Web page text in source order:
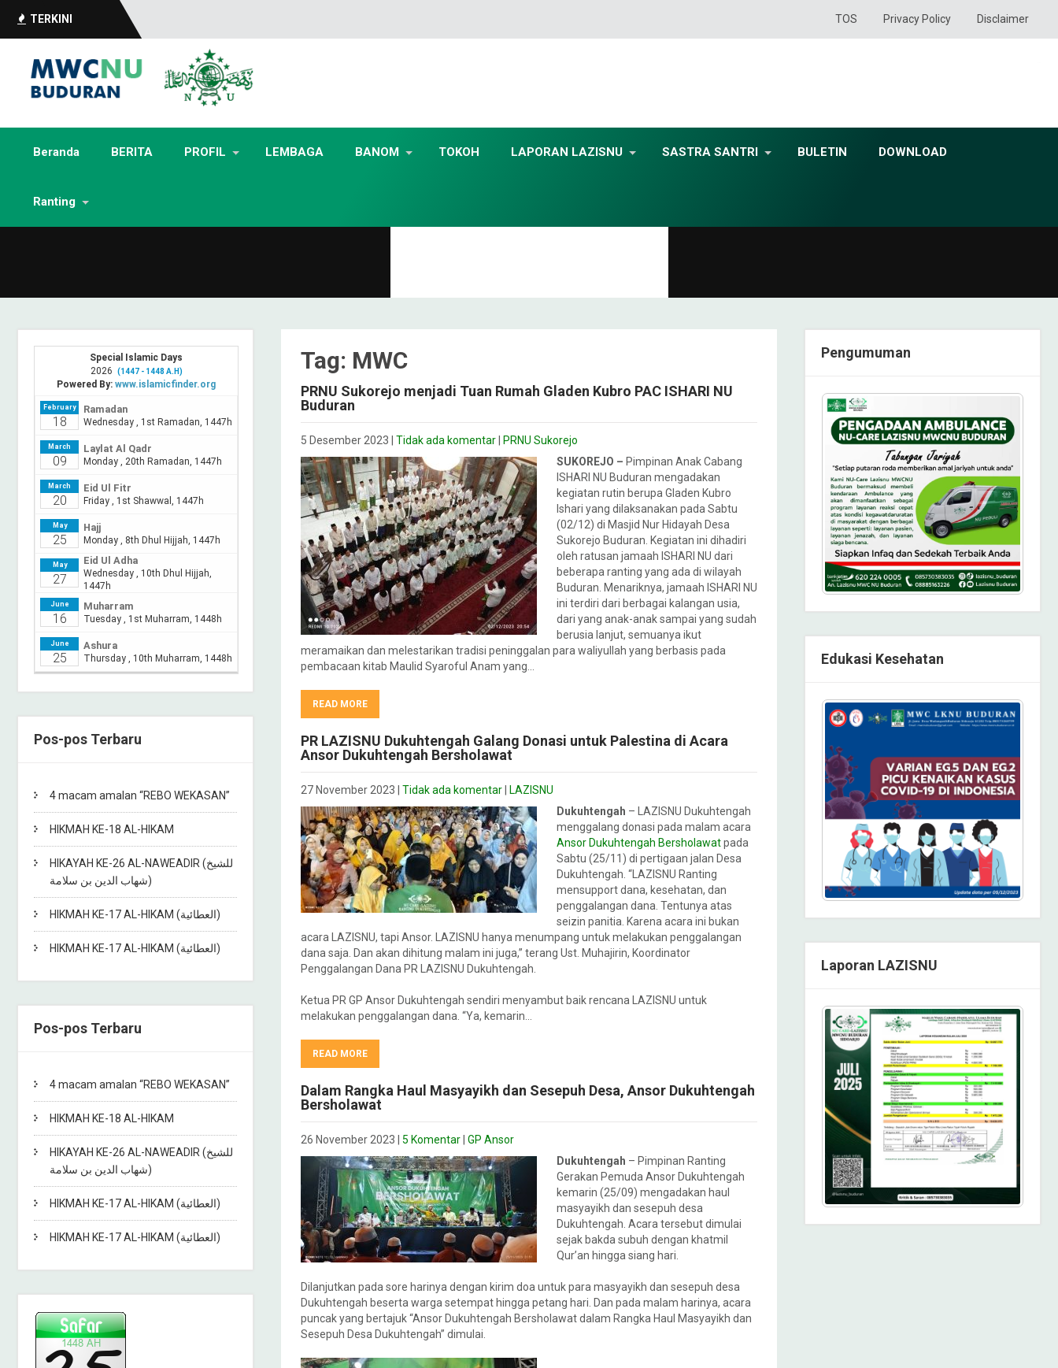
TERKINI TOS Privacy Policy Disclaimer
Beranda BERITA PROFIL LEMBAGA BANOM TOKOH LAPORAN LAZISNU SASTRA SANTRI BULETIN DOWNLOAD
Ranting
Pos-pos Terbaru
4 macam amalan “REBO WEKASAN”
HIKMAH KE-18 AL-HIKAM
HIKAYAH KE-26 AL-NAWEADIR (للشيخ
شهاب الدين بن سلامة)
HIKMAH KE-17 AL-HIKAM (العطائية)
HIKMAH KE-17 AL-HIKAM (العطائية)
Pos-pos Terbaru
4 macam amalan “REBO WEKASAN”
HIKMAH KE-18 AL-HIKAM
HIKAYAH KE-26 AL-NAWEADIR (للشيخ
شهاب الدين بن سلامة)
HIKMAH KE-17 AL-HIKAM (العطائية)
HIKMAH KE-17 AL-HIKAM (العطائية)
Tag: MWC
PRNU Sukorejo menjadi Tuan Rumah Gladen Kubro PAC ISHARI NU
Buduran
5 Desember 2023 Tidak ada komentar
PRNU Sukorejo
SUKOREJO – Pimpinan Anak Cabang
ISHARI NU Buduran mengadakan
kegiatan rutin berupa Gladen Kubro
Ishari yang dilaksanakan pada Sabtu
(02/12) di Masjid Nur Hidayah Desa
Sukorejo Buduran. Kegiatan ini dihadiri
oleh ratusan jamaah ISHARI NU dari
beberapa ranting yang ada di wilayah
Buduran. Menariknya, jamaah ISHARI NU
ini terdiri dari berbagai kalangan usia,
dari yang anak-anak sampai yang sudah
berusia lanjut, semuanya ikut
meramaikan dan melestarikan tradisi peninggalan para waliyullah yang berbasis pada
pembacaan kitab Maulid Syaroful Anam yang…
READ MORE
PR LAZISNU Dukuhtengah Galang Donasi untuk Palestina di Acara
Ansor Dukuhtengah Bersholawat
27 November 2023 Tidak ada komentar
LAZISNU
Dukuhtengah – LAZISNU Dukuhtengah
menggalang donasi pada malam acara
Ansor Dukuhtengah Bersholawatpada
Sabtu (25/11) di pertigaan jalan Desa
Dukuhtengah. “LAZISNU Ranting
mensupport dana, kesehatan, dan
penggalangan dana. Tentunya atas
seizin panitia. Karena acara ini bukan
acara LAZISNU, tapi Ansor. LAZISNU hanya menumpang untuk melakukan penggalangan
dana saja. Dan akan dihitung malam ini juga,” terang Ust. Muhajirin, Koordinator
Penggalangan Dana PR LAZISNU Dukuhtengah.
Ketua PR GP Ansor Dukuhtengah sendiri menyambut baik rencana LAZISNU untuk
melakukan penggalangan dana. “Ya, kemarin…
READ MORE
Dalam Rangka Haul Masyayikh dan Sesepuh Desa, Ansor Dukuhtengah
Bersholawat
26 November 2023 5 Komentar GP Ansor
Dukuhtengah – Pimpinan Ranting
Gerakan Pemuda Ansor Dukuhtengah
kemarin (25/09) mengadakan haul
masyayikh dan sesepuh desa
Dukuhtengah. Acara tersebut dimulai
sejak bakda subuh dengan khatmil
Qur’an hingga siang hari.
Dilanjutkan pada sore harinya dengan kirim doa untuk para masyayikh dan sesepuh desa
Dukuhtengah beserta warga setempat hingga petang hari. Dan pada malam harinya, acara
puncak yang bertajuk “Ansor Dukuhtengah Bersholawat dalam Rangka Haul Masyayikh dan
Sesepuh Desa Dukuhtengah” dimulai.
Pengumuman
Edukasi Kesehatan
Laporan LAZISNU